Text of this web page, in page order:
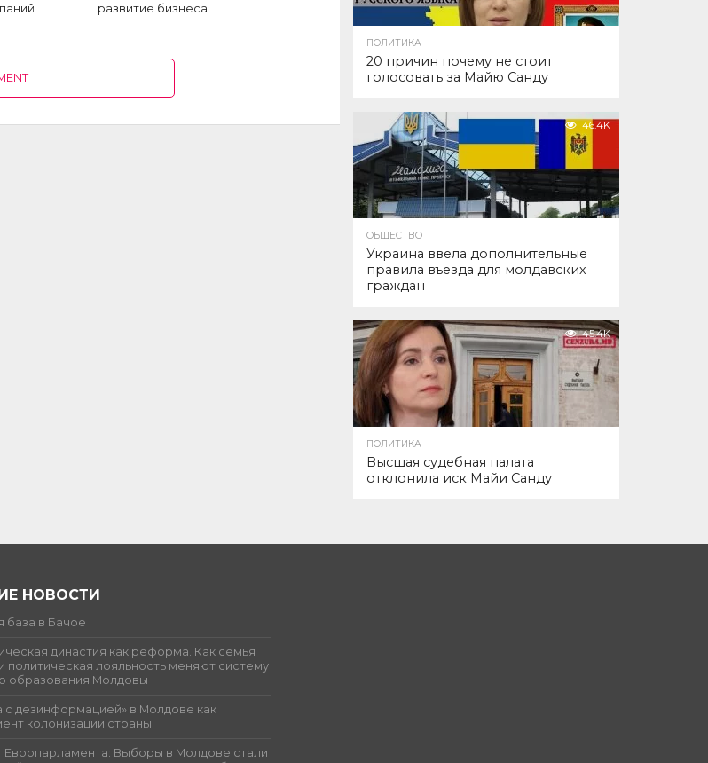
развитие бизнеса
ПОЛИТИКА
20 причин почему не стоит
голосовать за Майю Санду
46.4K
ОБЩЕСТВО
Украина ввела дополнительные
правила въезда для молдавских
граждан
45.4K
ПОЛИТИКА
Высшая судебная палата
отклонила иск Майи Санду
НОВОСТИ
база в Бачое
династия как реформа. Как семья
политическая лояльность меняют систему
образования Молдовы
с дезинформацией» в Молдове как
колонизации страны
Европарламента: Выборы в Молдове стали